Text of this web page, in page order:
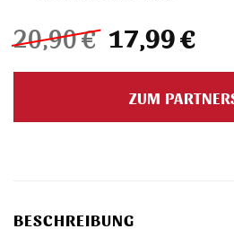
20,90€
Preis
war:
20,90 €
17,99€
ist:
ZUM
BESCHREIBUNG